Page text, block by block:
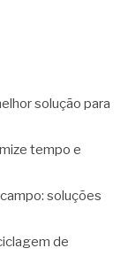
solução para
tempo e
soluções
de